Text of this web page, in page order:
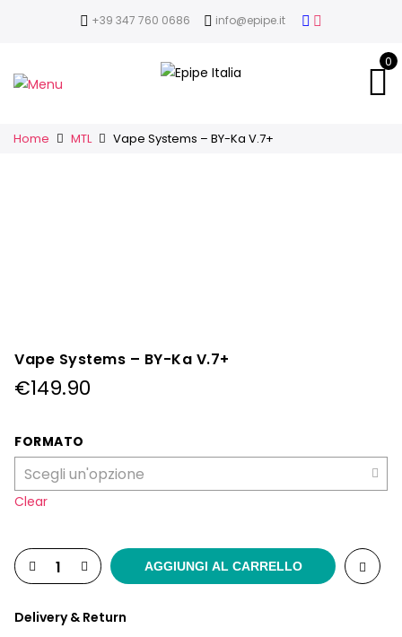
+39 347 760 0686 info@epipe.it
0
Home MTL Vape Systems – BY-Ka V.7+
Vape Systems – BY-Ka V.7+
€149.90
FORMATO
Clear
AGGIUNGI AL CARRELLO
Delivery & Return